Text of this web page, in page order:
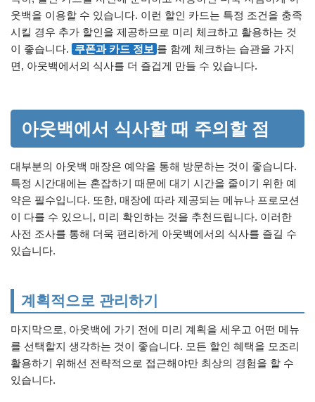
웃백을 이용할 수 있습니다. 이런 할인 카드는 특정 조건을 충족
시킬 경우 추가 할인을 제공하므로 미리 체크하고 활용하는 것
이 좋습니다. 쿠폰과 카드 정보 를 함께 체크하는 습관을 가지
면, 아웃백에서의 식사를 더 즐겁게 만들 수 있습니다.
아웃백에서 식사할 때 주의할 점
대부분의 아웃백 매장은 예약을 통해 방문하는 것이 좋습니다.
특정 시간대에는 혼잡하기 때문에 대기 시간을 줄이기 위한 예
약은 필수입니다. 또한, 매장에 따라 제공되는 메뉴나 프로모션
이 다를 수 있으니, 미리 확인하는 것을 추천드립니다. 이러한
사전 조사를 통해 더욱 편리하게 아웃백에서의 식사를 즐길 수
있습니다.
계획적으로 관리하기
마지막으로, 아웃백에 가기 전에 미리 계획을 세우고 어떤 메뉴
를 선택할지 생각하는 것이 좋습니다. 모든 할인 혜택을 모조리
활용하기 위해선 전략적으로 접근해야만 최상의 경험을 할 수
있습니다.